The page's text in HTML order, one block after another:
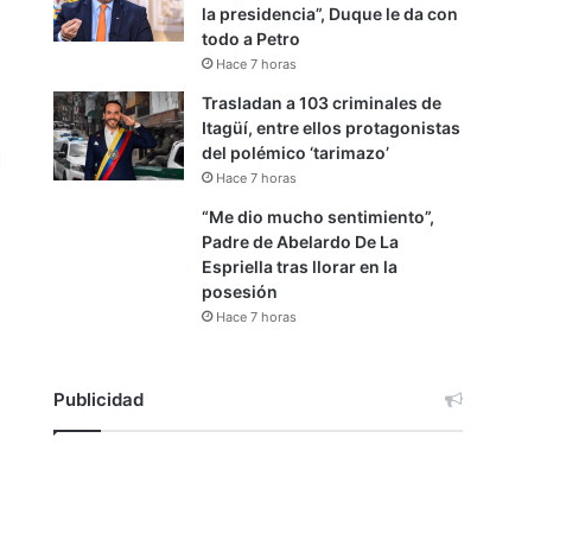
la presidencia”, Duque le da con
todo a Petro
Hace 7 horas
Trasladan a 103 criminales de
Itagüí, entre ellos protagonistas
del polémico ‘tarimazo’
Hace 7 horas
“Me dio mucho sentimiento”,
Padre de Abelardo De La
Espriella tras llorar en la
posesión
Hace 7 horas
Publicidad